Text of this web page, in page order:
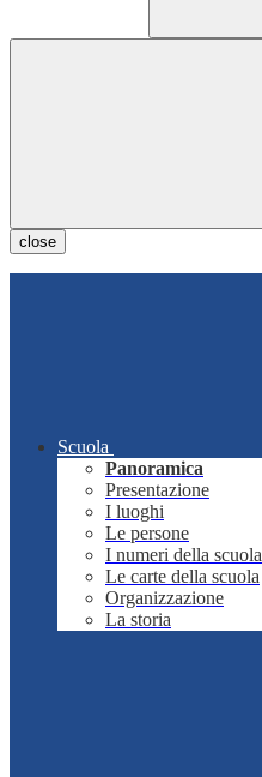
close
Scuola
Panoramica
Presentazione
I luoghi
Le persone
I numeri della scuola
Le carte della scuola
Organizzazione
La storia